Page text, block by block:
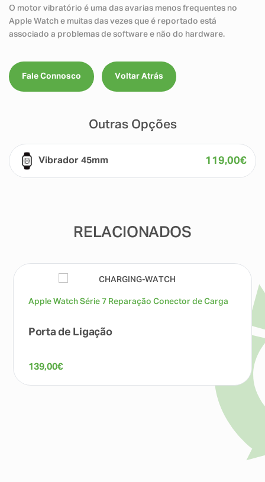
O motor vibratório é uma das avarias menos frequentes no
Apple Watch e muitas das vezes que é reportado está
associado a problemas de software e não do hardware.
Fale Connosco Voltar Atrás
Outras Opções
Vibrador 45mm 119,00€
RELACIONADOS
Apple Watch Série 7 Reparação Conector de Carga
Porta de Ligação
139,00€